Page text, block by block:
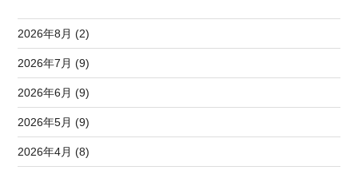
2026年8月 (2)
2026年7月 (9)
2026年6月 (9)
2026年5月 (9)
2026年4月 (8)